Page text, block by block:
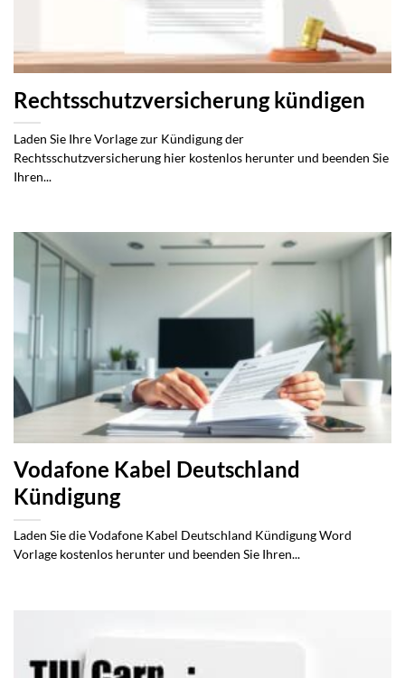
Rechtsschutzversicherung kündigen
Laden Sie Ihre Vorlage zur Kündigung der
Rechtsschutzversicherung hier kostenlos herunter und beenden Sie
Ihren...
Vodafone Kabel Deutschland
Kündigung
Laden Sie die Vodafone Kabel Deutschland Kündigung Word
Vorlage kostenlos herunter und beenden Sie Ihren...